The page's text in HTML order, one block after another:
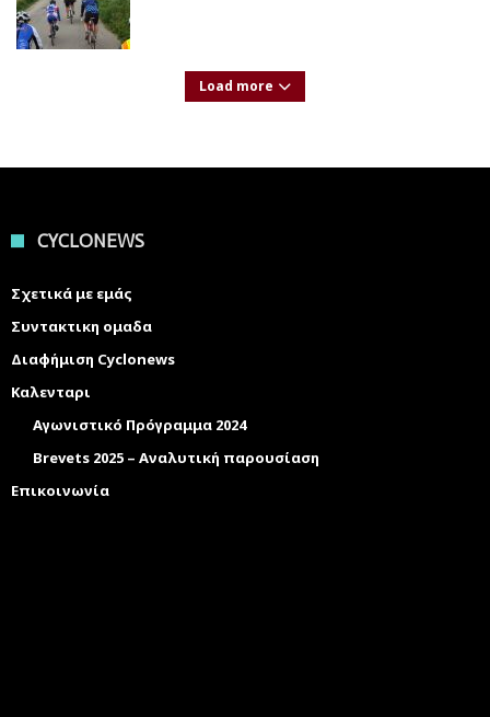
Load more
CYCLONEWS
Σχετικά με εμάς
Συντακτικη ομαδα
Διαφήμιση Cyclonews
Καλενταρι
Αγωνιστικό Πρόγραμμα 2024
Brevets 2025 – Αναλυτική παρουσίαση
Επικοινωνία